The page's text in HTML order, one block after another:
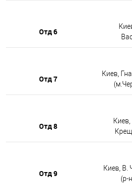
Отд 6
Отд 7
Киев,
Отд 8
Отд 9
Киев, В.
(р-